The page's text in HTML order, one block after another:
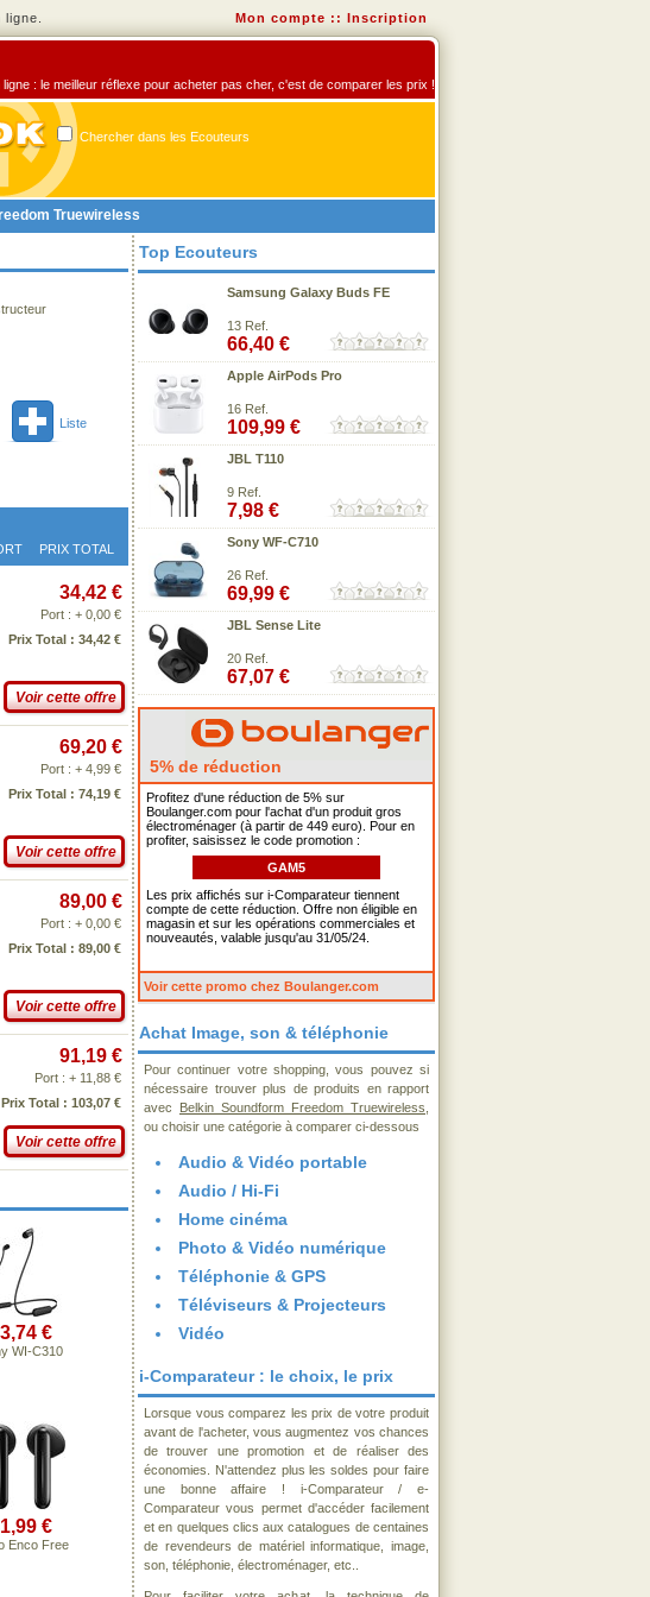
Mon compte :: Inscription
: le meilleur réflexe pour acheter pas cher, c'est de comparer les prix !
Chercher dans les Ecouteurs
Truewireless
Liste
PRIX TOTAL
34,42 €
Port : + 0,00 €
Prix Total : 34,42 €
Voir cette offre
69,20 €
Port : + 4,99 €
Prix Total : 74,19 €
Voir cette offre
89,00 €
Port : + 0,00 €
Prix Total : 89,00 €
Voir cette offre
91,19 €
Port : + 11,88 €
Prix Total : 103,07 €
Voir cette offre
€
WI-C310
€
Enco Free
Top Ecouteurs
Samsung Galaxy Buds FE
13 Ref.
66,40 €
Apple AirPods Pro
16 Ref.
109,99 €
JBL T110
9 Ref.
7,98 €
Sony WF-C710
26 Ref.
69,99 €
JBL Sense Lite
20 Ref.
67,07 €
5% de réduction
Profitez d'une réduction de 5% sur
Boulanger.com pour l'achat d'un produit gros
électroménager (à partir de 449 euro). Pour en
profiter, saisissez le code promotion :
GAM5
Les prix affichés sur i-Comparateur tiennent
compte de cette réduction. Offre non éligible en
magasin et sur les opérations commerciales et
nouveautés, valable jusqu'au 31/05/24.
Voir cette promo chez Boulanger.com
Achat Image, son & téléphonie
Pour continuer votre shopping, vous pouvez si
nécessaire trouver plus de produits en rapport
avec Belkin Soundform Freedom Truewireless
ou choisir une catégorie à comparer ci-dessous
Audio & Vidéo portable
Audio / Hi-Fi
Home cinéma
Photo & Vidéo numérique
Téléphonie & GPS
Téléviseurs & Projecteurs
Vidéo
i-Comparateur : le choix, le prix
Lorsque vous comparez les prix de votre produit
avant de l'acheter, vous augmentez vos chances
de trouver une promotion et de réaliser des
économies. N'attendez plus les soldes pour faire
une bonne affaire ! i-Comparateur / e-
Comparateur vous permet d'accéder facilement
et en quelques clics aux catalogues de centaines
de revendeurs de matériel informatique, image,
son, téléphonie, électroménager, etc..